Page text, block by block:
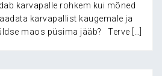
karvapalle rohkem kui mõned
karvapallist kaugemale ja
maos püsima jääb? Terve […]